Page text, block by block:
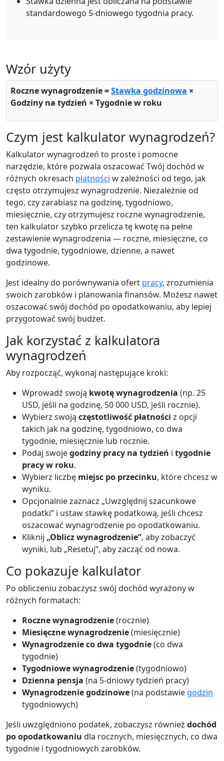
standardowego 5-dniowego tygodnia pracy.
Wzór użyty
Roczne wynagrodzenie =Stawka godzinowa ×
Godziny na tydzień × Tygodnie w roku
Czym jest kalkulator wynagrodzeń?
Kalkulator wynagrodzeń to proste i pomocne
narzędzie, które pozwala oszacować Twój dochód w
różnych okresach płatności w zależności od tego, jak
często otrzymujesz wynagrodzenie. Niezależnie od
tego, czy zarabiasz na godzinę, tygodniowo,
miesięcznie, czy otrzymujesz roczne wynagrodzenie,
ten kalkulator szybko przelicza tę kwotę na pełne
zestawienie wynagrodzenia — roczne, miesięczne, co
dwa tygodnie, tygodniowe, dzienne, a nawet
godzinowe.
Jest idealny do porównywania ofert pracy, zrozumienia
swoich zarobków i planowania finansów. Możesz nawet
oszacować swój dochód po opodatkowaniu, aby lepiej
przygotować swój budżet.
Jak korzystać z kalkulatora
wynagrodzeń
Aby rozpocząć, wykonaj następujące kroki:
Wprowadź swoją kwotę wynagrodzenia (np. 25
USD, jeśli na godzinę, 50 000 USD, jeśli rocznie).
Wybierz swoją częstotliwość płatności z opcji
takich jak na godzinę, tygodniowo, co dwa
tygodnie, miesięcznie lub rocznie.
Podaj swojegodziny pracy na tydzień i tygodnie
pracy w roku.
Wybierz liczbę miejsc po przecinku, które chcesz w
wyniku.
Opcjonalnie zaznacz „Uwzględnij szacunkowe
podatki” i ustaw stawkę podatkową, jeśli chcesz
oszacować wynagrodzenie po opodatkowaniu.
Kliknij „Oblicz wynagrodzenie”, aby zobaczyć
wyniki, lub „Resetuj”, aby zacząć od nowa.
Co pokazuje kalkulator
Po obliczeniu zobaczysz swój dochód wyrażony w
różnych formatach:
Roczne wynagrodzenie(rocznie)
Miesięczne wynagrodzenie(miesięcznie)
Wynagrodzenie co dwa tygodnie(co dwa
tygodnie)
Tygodniowe wynagrodzenie(tygodniowo)
Dzienna pensja (na 5-dniowy tydzień pracy)
Wynagrodzenie godzinowe(na podstawie godzin
tygodniowych)
Jeśli uwzględniono podatek, zobaczysz również dochód
po opodatkowaniu dla rocznych, miesięcznych, co dwa
tygodnie i tygodniowych zarobków.